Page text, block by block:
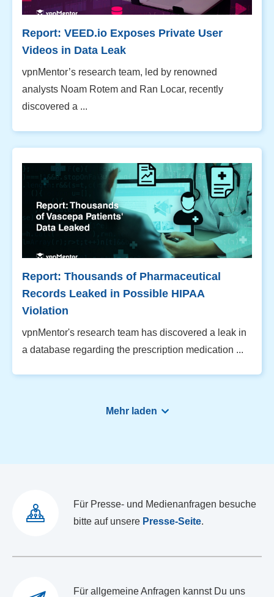
Report: VEED.io Exposes Private User
Videos in Data Leak
vpnMentor’s research team, led by renowned
analysts Noam Rotem and Ran Locar, recently
discovered a ...
Report: Thousands of Pharmaceutical
Records Leaked in Possible HIPAA
Violation
vpnMentor's research team has discovered a leak in
a database regarding the prescription medication ...
Mehr laden
Für Presse- und Medienanfragen besuche
bitte auf unsere Presse-Seite.
Für allgemeine Anfragen kannst Du uns